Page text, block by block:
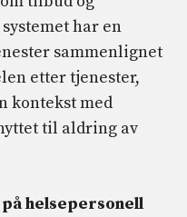
har en
sammenlignet
etter tjenester,
kontekst med
til aldring av
helsepersonell